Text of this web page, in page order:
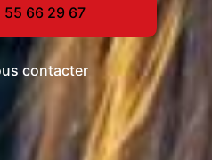
55 66 29 67
contacter